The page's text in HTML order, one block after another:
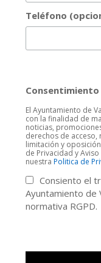
Teléfono
Consentimiento
El Ayuntamiento de
con la finalidad de
noticias,
derechos de
limitación y
de Privacidad y
nuestra Politica de
Consiento el
Ayuntamiento de
normativa RGPD.